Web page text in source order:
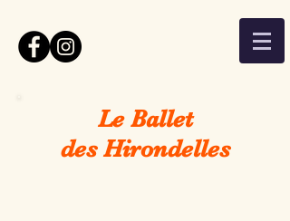
Le Ballet
des Hirondelles